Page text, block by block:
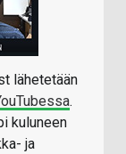
lähetetään
.
kuluneen
ja